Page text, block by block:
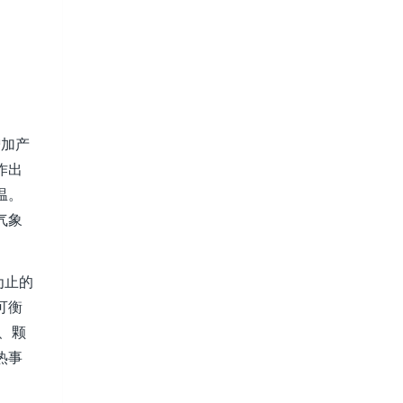
产
出
象
的
衡
颗
事